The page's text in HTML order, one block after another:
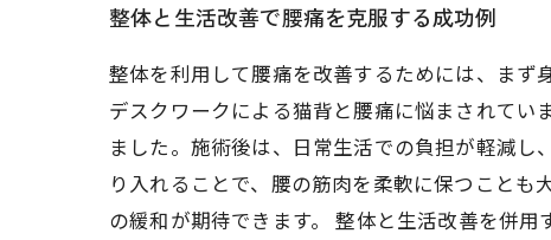
整体と生活改善で腰痛を克服する成功例
整体を利用して腰痛を改善するためには、まず
デスクワークによる猫背と腰痛に悩まされて
ました。施術後は、日常生活での負担が軽減
り入れることで、腰の筋肉を柔軟に保つこと
の緩和が期待できます。 整体と生活改善を併